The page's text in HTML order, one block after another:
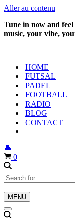
Aller au contenu
Tune in now and
music, your vibe,
HOME
FUTSAL
PADEL
FOOTBALL
RADIO
BLOG
CONTACT
👤
Panier
0
Rechercher...
MENU
Menu
Menu